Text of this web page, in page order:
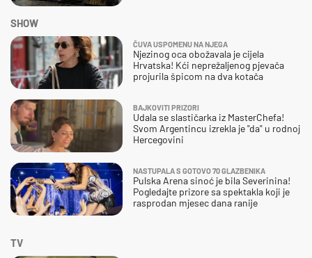
SHOW
ČUVA USPOMENU NA NJEGA
Njezinog oca obožavala je cijela
Hrvatska! Kći neprežaljenog pjevača
projurila špicom na dva kotača
BAJKOVITI PRIZORI
Udala se slastičarka iz MasterChefa!
Svom Argentincu izrekla je "da" u rodnoj
Hercegovini
NASTUPALA S GOTOVO 70 GLAZBENIKA
Pulska Arena sinoć je bila Severinina!
Pogledajte prizore sa spektakla koji je
rasprodan mjesec dana ranije
TV